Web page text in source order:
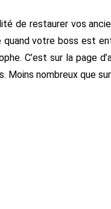
de restaurer vos
votre boss est
C’est sur la page
nombreux que